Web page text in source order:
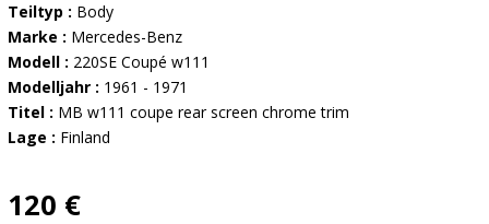
Teiltyp : Body
Marke : Mercedes-Benz
Modell : 220SE Coupé w111
Modelljahr : 1961 - 1971
Titel : MB w111 coupe rear screen chrome trim
Lage : Finland
120 €